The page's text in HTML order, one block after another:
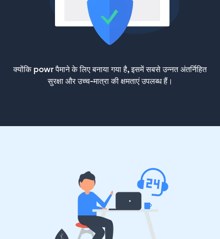
क्योंकि powr पैमाने के लिए बनाया गया है, इसमें सबसे उन्नत अंतर्निहित
सुरक्षा और उच्च-मात्रा की क्षमताएं उपलब्ध हैं।